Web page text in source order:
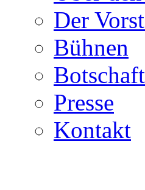
Der
Bühnen
Presse
Kontakt